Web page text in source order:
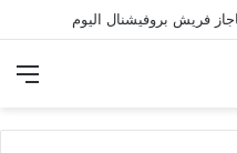
فريش بروفيشنال اليوم